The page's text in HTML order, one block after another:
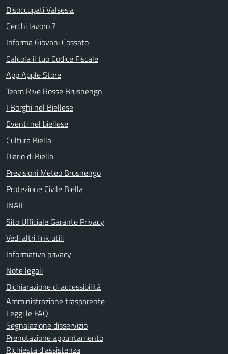
Disoccupati Valsesia
Cerchi lavoro ?
Informa Giovani Cossato
Calcola il tuo Codice Fiscale
App Apple Store
Team Rive Rosse Brusnengo
I Borghi nel Biellese
Eventi nel biellese
Cultura Biella
Diario di Biella
Previsioni Meteo Brusnengo
Protezione Civile Biella
INAIL
Sito Ufficiale Garante Privacy
Vedi altri link utili
Informativa privacy
Note legali
Dichiarazione di accessibilità
Amministrazione trasparente
Leggi le FAQ
Segnalazione disservizio
Prenotazione appuntamento
Richiesta d'assistenza